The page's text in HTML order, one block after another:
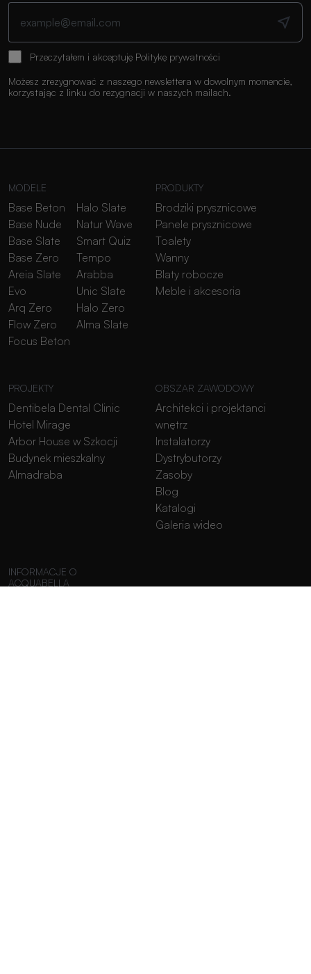
Przeczytałem i akceptuję Politykę prywatności
Możesz zrezygnować z naszego newslettera w dowolnym momencie,
korzystając z linku do rezygnacji w naszych mailach.
MODELE
Base Beton
Base Nude
Base Slate
Base Zero
Areia Slate
Evo
Arq Zero
Flow Zero
Focus Beton
Halo Slate
Natur Wave
Smart Quiz
Tempo
Arabba
Unic Slate
Halo Zero
Alma Slate
PRODUKTY
Brodziki prysznicowe
Panele prysznicowe
Toalety
Wanny
Blaty robocze
Meble i akcesoria
PROJEKTY
Dentibela Dental Clinic
Hotel Mirage
Arbor House w Szkocji
Budynek mieszkalny
Almadraba
OBSZAR ZAWODOWY
Architekci i projektanci
wnętrz
Instalatorzy
Dystrybutorzy
Zasoby
Blog
Katalogi
Galeria wideo
INFORMACJE O
ACQUABELLA